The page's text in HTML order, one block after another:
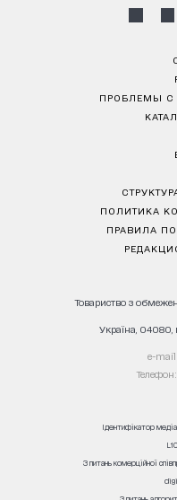
ПРОБЛЕМЫ С
ПОЛИТИКА
ПРАВИЛА
Товариство з
Україна, 04080,
е-mail:
Телефон:
Ідентифікатор
З питань комерційної